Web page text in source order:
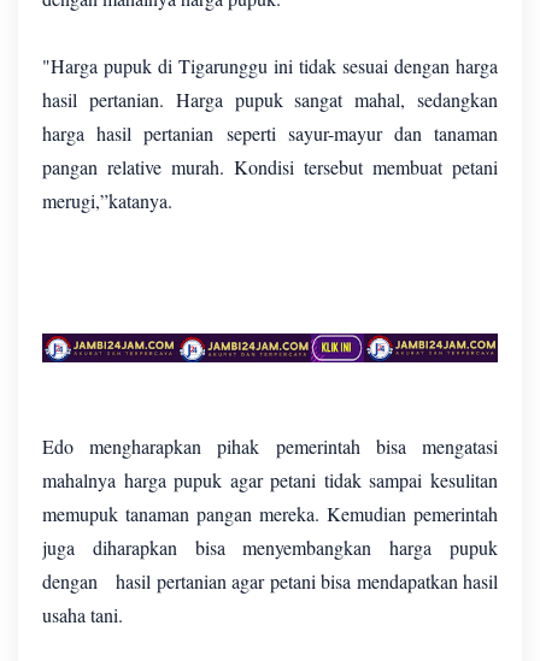
"Harga pupuk di Tigarunggu ini tidak sesuai dengan harga
hasil pertanian. Harga pupuk sangat mahal, sedangkan
harga hasil pertanian seperti sayur-mayur dan tanaman
pangan relative murah. Kondisi tersebut membuat petani
merugi,”katanya.
Edo mengharapkan pihak pemerintah bisa mengatasi
mahalnya harga pupuk agar petani tidak sampai kesulitan
memupuk tanaman pangan mereka. Kemudian pemerintah
juga diharapkan bisa menyembangkan harga pupuk
dengan hasil pertanian agar petani bisa mendapatkan hasil
usaha tani.